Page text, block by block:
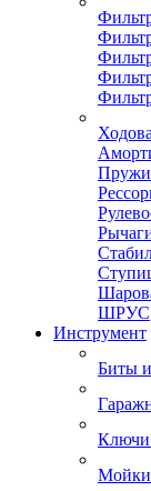
ШРУС
Инструмент
Биты
Ключи
Мойки